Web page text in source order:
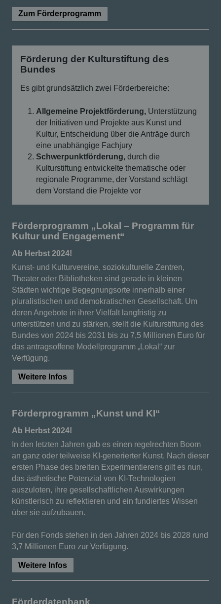
Zum Förderprogramm
Förderung der Kulturstiftung des
Bundes
Es gibt grundsätzlich zwei Förderbereiche:
Allgemeine Projektförderung, Unterstützung
der Initiativen und Projekte aus Kunst und
Kultur, Entscheidung über die Anträge durch
eine unabhängige Fachjury
Schwerpunktförderung, durch die
Kulturstiftung entwickelte thematische oder
regionale Programme, der Vorstand schlägt
dem Vorstand die Projekte vor
Förderprogramm „Lokal – Programm für
Kultur und Engagement“
Ab Herbst 2024!
Kunst- und Kulturvereine, soziokulturelle Zentren,
Theater oder Bibliotheken sind gerade in kleinen
Städten wichtige Begegnungsorte innerhalb einer
pluralistischen und demokratischen Gesellschaft. Um
deren Angebote in ihrer Vielfalt langfristig zu
unterstützen und zu stärken, stellt die Kulturstiftung des
Bundes von 2024 bis 2031 bis zu 7,5 Millionen Euro für
das antragsoffene Modellprogramm „Lokal“ zur
Verfügung.
Weitere Infos
Förderprogramm „Kunst und KI“
Ab Herbst 2024!
In den letzten Jahren gab es einen regelrechten Boom
an ganz oder teilweise KI-generierter Kunst. Nach dieser
ersten Phase des breiten Experimentierens gilt es nun,
das ästhetische Potenzial von KI-Technologien
auszuloten, ihre gesellschaftlichen Auswirkungen
künstlerisch zu reflektieren und ein fundiertes Wissen
über sie aufzubauen.
Für den Fonds stehen in den Jahren 2024 bis 2028 rund
3,7 Millionen Euro zur Verfügung.
Weitere Infos